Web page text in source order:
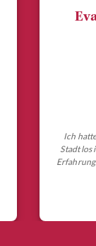
Ich
Stadt los